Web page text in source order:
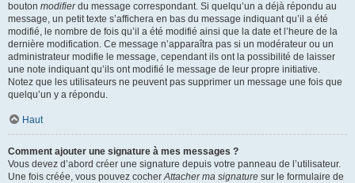
bouton modifierdu message correspondant. Si quelqu’un a déjà répondu au
message, un petit texte s’affichera en bas du message indiquant qu’il a été
modifié, le nombre de fois qu’il a été modifié ainsi que la date et l’heure de la
dernière modification. Ce message n’apparaîtra pas si un modérateur ou un
administrateur modifie le message, cependant ils ont la possibilité de laisser
une note indiquant qu’ils ont modifié le message de leur propre initiative.
Notez que les utilisateurs ne peuvent pas supprimer un message une fois que
quelqu’un y a répondu.
Haut
Comment ajouter une signature à mes messages ?
Vous devez d’abord créer une signature depuis votre panneau de l’utilisateur.
Une fois créée, vous pouvez cocherAttacher ma signature sur le formulaire de